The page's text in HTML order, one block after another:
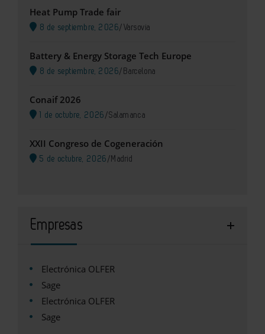
Heat Pump Trade fair
8 de septiembre, 2026/ Varsovia
Battery & Energy Storage Tech Europe
8 de septiembre, 2026/ Barcelona
Conaif 2026
1 de octubre, 2026 /Salamanca
XXII Congreso de Cogeneración
5 de octubre, 2026 / Madrid
Empresas
Electrónica OLFER
Sage
Electrónica OLFER
Sage